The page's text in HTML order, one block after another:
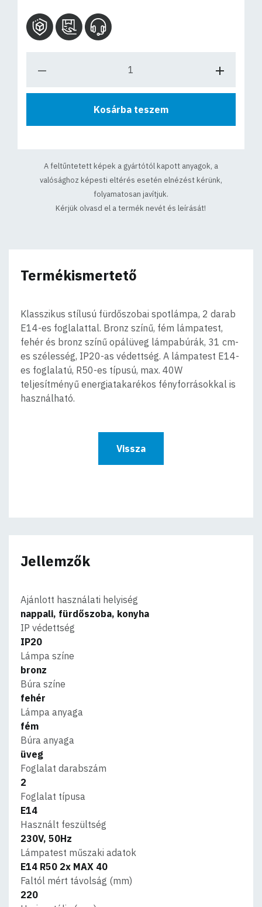
Kosárba teszem
A feltűntetett képek a gyártótól kapott anyagok, a
valósághoz képesti eltérés esetén elnézést kérünk,
folyamatosan javítjuk.
Kérjük olvasd el a termék nevét és leírását!
Termékismertető
Klasszikus stílusú fürdőszobai spotlámpa, 2 darab
E14-es foglalattal. Bronz színű, fém lámpatest,
fehér és bronz színű opálüveg lámpabúrák, 31 cm-
es szélesség, IP20-as védettség. A lámpatest E14-
es foglalatú, R50-es típusú, max. 40W
teljesítményű energiatakarékos fényforrásokkal is
használható.
Vissza
Jellemzők
Ajánlott használati helyiség
nappali, fürdőszoba, konyha
IP védettség
IP20
Lámpa színe
bronz
Búra színe
fehér
Lámpa anyaga
fém
Búra anyaga
üveg
Foglalat darabszám
2
Foglalat típusa
E14
Használt feszültség
230V, 50Hz
Lámpatest műszaki adatok
E14 R50 2x MAX 40
Faltól mért távolság (mm)
220